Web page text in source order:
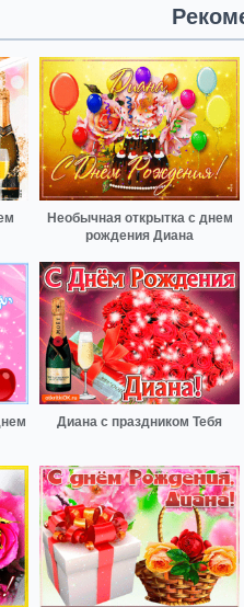
Необычная открытка с днем
рождения Диана
Диана с праздником Тебя